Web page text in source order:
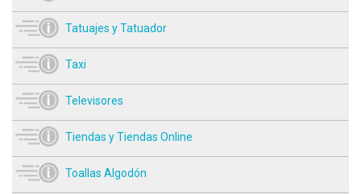
Tatuajes y Tatuador
Taxi
Televisores
Tiendas y Tiendas Online
Toallas Algodón